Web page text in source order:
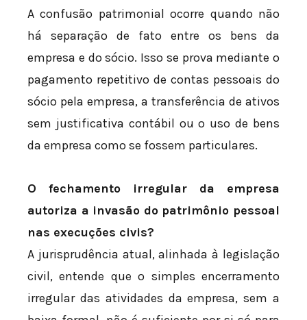
A confusão patrimonial ocorre quando não
há separação de fato entre os bens da
empresa e do sócio. Isso se prova mediante o
pagamento repetitivo de contas pessoais do
sócio pela empresa, a transferência de ativos
sem justificativa contábil ou o uso de bens
da empresa como se fossem particulares.
O fechamento irregular da empresa
autoriza a invasão do patrimônio pessoal
nas execuções civis?
A jurisprudência atual, alinhada à legislação
civil, entende que o simples encerramento
irregular das atividades da empresa, sem a